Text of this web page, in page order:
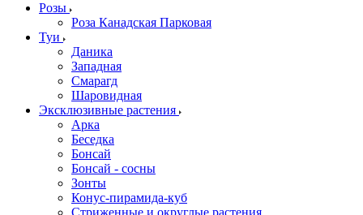
Розы
Роза Канадская Парковая
Туи
Даника
Западная
Смарагд
Шаровидная
Эксклюзивные растения
Арка
Беседка
Бонсай
Бонсай - сосны
Зонты
Конус-пирамида-куб
Стриженные и округлые растения